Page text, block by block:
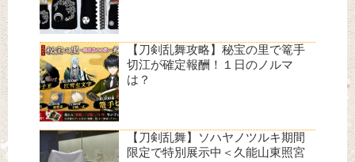
【刀剣乱舞攻略】秘宝の里で篭手
切江が確定報酬！１日のノルマ
は？
【刀剣乱舞】ソハヤノツルキ期間
限定で特別展示中＜久能山東照宮